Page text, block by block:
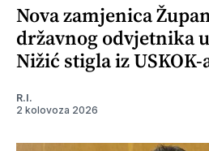
Nova zamjenica
državnog odvjetnika
Nižić stigla iz USKOK-
R.I.
2 kolovoza 2026